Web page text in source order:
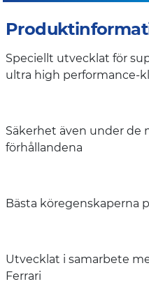
Speciellt utvecklat för
ultra high performance-
Säkerhet även under de
förhållandena
Bästa köregenskaperna
Utvecklat i samarbete
Ferrari